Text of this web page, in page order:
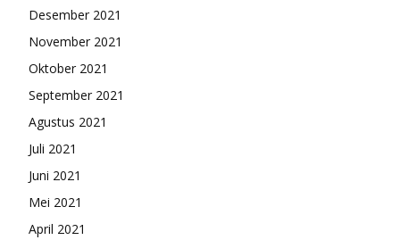
Desember 2021
November 2021
Oktober 2021
September 2021
Agustus 2021
Juli 2021
Juni 2021
Mei 2021
April 2021